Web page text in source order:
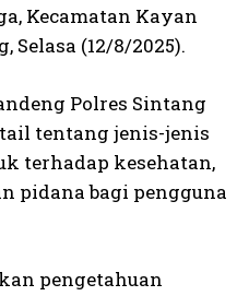
Kecamatan Kayan
Selasa (12/8/2025).
Polres Sintang
tentang jenis-jenis
terhadap kesehatan,
pidana bagi pengguna
pengetahuan